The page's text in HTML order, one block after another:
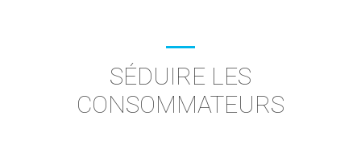
SÉDUIRE LES
CONSOMMATEURS